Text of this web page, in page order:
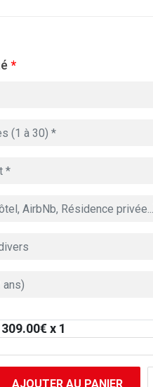
*
309.00€ x 1
AJOUTER AU PANIER